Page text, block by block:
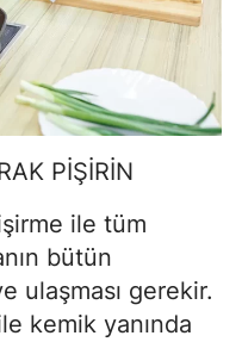
PİŞİRİN
ile tüm
bütün
ulaşması gerekir.
kemik yanında